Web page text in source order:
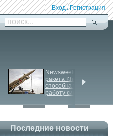
Вход / Регистрация
поиск...
Newsweek: Иранская
ракета Kheibar Shekan
способна усложнить
работу систем ПРО
Последние новости